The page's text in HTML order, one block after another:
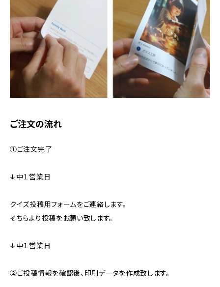
ご注文の流れ
①ご注文完了
↓中１営業日
クイズ投稿用フォームをご連絡します。
そちらより投稿をお願い致します。
↓中１営業日
②ご投稿情報を確認後、印刷データを作成致します。